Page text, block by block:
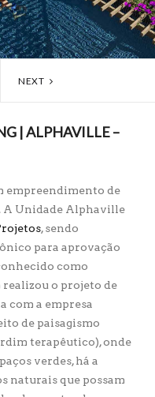
NEXT
| ALPHAVILLE –
empreendimento de
A Unidade Alphaville
, sendo
para aprovação
como
realizou o projeto de
com a empresa
de paisagismo
terapêutico), onde
verdes, há a
naturais que possam